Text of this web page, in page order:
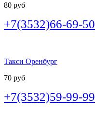
80 руб
+7(3532)66-69-50
Такси Оренбург
70 руб
+7(3532)59-99-99